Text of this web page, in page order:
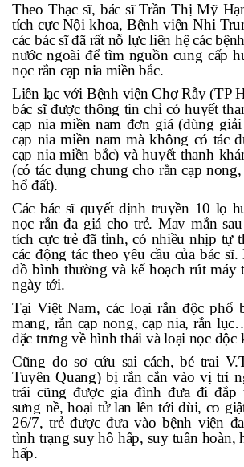
Theo Thạc sĩ, bác sĩ Trần Thị Mỹ
tích cực Nội khoa, Bệnh viện Nhi
các bác sĩ đã rất nỗ lực liên hệ các
nước ngoài để tìm nguồn cung cấp
nọc rắn cạp nia miền bắc.
Liên lạc với Bệnh viện Chợ Rẫy (TP
bác sĩ được thông tin chỉ có huyết
cạp nia miền nam đơn giá (dùng
cạp nia miền nam mà không có tác
cạp nia miền bắc) và huyết thanh
(có tác dụng chung cho rắn cạp
hổ đất).
Các bác sĩ quyết định truyền 10 lọ
nọc rắn đa giá cho trẻ. May mắn
tích cực trẻ đã tỉnh, có nhiều nhịp tự
các động tác theo yêu cầu của bác
đồ bình thường và kế hoạch rút máy
ngày tới.
Tại Việt Nam, các loại rắn độc phổ
mang, rắn cạp nong, cạp nia, rắn
đặc trưng về hình thái và loại nọc độc
Cũng do sơ cứu sai cách, bé trai
Tuyên Quang) bị rắn cắn vào vị trí
trái cũng được gia đình đưa đi đắp
sưng nề, hoại tử lan lên tới đùi, co
26/7, trẻ được đưa vào bệnh viện
tình trạng suy hô hấp, suy tuần hoàn,
hấp.